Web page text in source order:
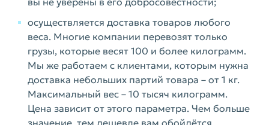
осуществляется доставка товаров любого
веса. Многие компании перевозят только
грузы, которые весят 100 и более килограмм.
Мы же работаем с клиентами, которым нужна
доставка небольших партий товара – от 1 кг.
Максимальный вес – 10 тысяч килограмм.
Цена зависит от этого параметра. Чем больше
значение, тем дешевле вам обойдётся